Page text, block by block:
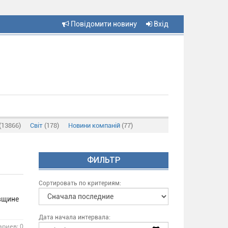
Повідомити новину Вхід
Світ (178) Новини компаній (77)
0
ФИЛЬТР
Сортировать по критериям:
Дата начала интервала: